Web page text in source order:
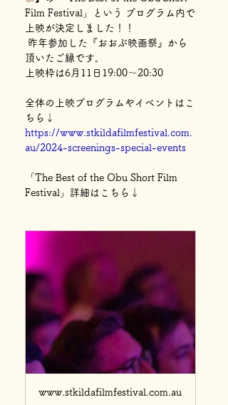
Film Festival」という プログラム内で
上映が決定しました！！
昨年参加した『おおぶ映画祭』から
頂いたご縁です。
上映枠は6月11日19:00～20:30
全体の上映プログラムやイベントはこ
ちら↓
https://www.stkildafilmfestival.com.
au/2024-screenings-special-events
「The Best of the Obu Short Film
Festival」詳細はこちら↓
www.stkildafilmfestival.com.au